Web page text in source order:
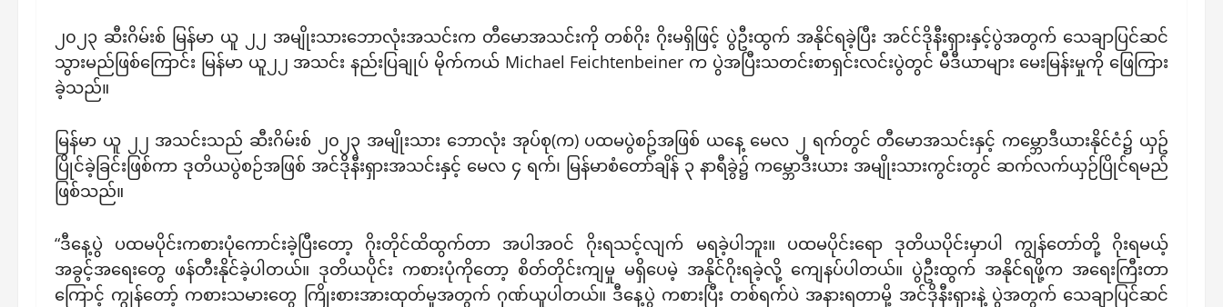
၂၀၂၃ ဆီးဂိမ်းစ် ​မြန်မာ ယူ ၂၂ အမျိုးသားဘောလုံးအသင်းက တီမောအသင်းကို တစ်ဂိုး ဂိုးမရှိဖြင့် ပွဲဦးထွက် အနိုင်ရခဲ့ပြီး အင်င်ဒိုနီးရှားနှင့်ပွဲအတွက် သေချာပြင်ဆင်
သွားမည်ဖြစ်ကြောင်း မြန်မာ ယူ၂၂ အသင်း နည်းပြချုပ် မိုက်ကယ် Michael Feichtenbeiner က ပွဲအပြီးသတင်းစာရှင်းလင်းပွဲတွင် မီဒီယာများ မေးမြန်းမှုကို ဖြေကြား
ခဲ့သည်။
မြန်မာ ယူ ၂၂ အသင်းသည် ဆီးဂိမ်းစ် ၂၀၂၃ အမျိုးသား ဘောလုံး အုပ်စု(က) ပထမပွဲစဥ်အဖြစ် ယနေ့ မေလ ၂ ရက်တွင် တီမောအသင်းနှင့် ​ကမ္ဘောဒီယားနိုင်ငံ၌ ယှဥ်
ပြိုင်ခဲ့ခြင်းဖြစ်ကာ ဒုတိယပွဲစဉ်အဖြစ် အင်ဒိုနီးရှားအသင်းနှင့် မေလ ၄ ရက်၊ မြန်မာစံတော်ချိန် ၃ နာရီခွဲ၌ ကမ္ဘောဒီးယား အမျိုးသားကွင်းတွင် ဆက်လက်ယှဉ်ပြိုင်ရမည်
ဖြစ်သည်။
“ဒီနေ့ပွဲ ပထမပိုင်းကစားပုံကောင်းခဲ့ပြီးတော့ ဂိုးတိုင်ထိထွက်တာ အပါအဝင် ဂိုးရသင့်လျက် မရခဲ့ပါဘူး။ ပထမပိုင်းရော ဒုတိယပိုင်းမှာပါ ကျွန်တော်တို့ ဂိုးရမယ့်
အခွင့်အရေးတွေ ဖန်တီးနိုင်ခဲ့ပါတယ်။ ဒုတိယပိုင်း ကစားပုံကိုတော့ စိတ်တိုင်းကျမှု မရှိပေမဲ့ အနိုင်ဂိုးရခဲ့လို့ ကျေနပ်ပါတယ်။ ပွဲဦးထွက် အနိုင်ရဖို့က အရေးကြီးတာ
ကြောင့် ကျွန်တော့် ကစားသမားတွေ ကြိုးစားအားထုတ်မှုအတွက် ဂုဏ်ယူပါတယ်။ ဒီနေ့ပွဲ ကစားပြီး တစ်ရက်ပဲ အနားရတာမို့ အင်ဒိုနီးရှားနဲ့ ပွဲအတွက် သေချာပြင်ဆင်